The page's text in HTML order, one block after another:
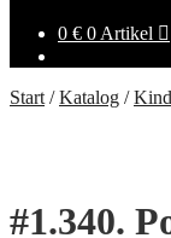
0 € 0 Artikel
Start /Katalog /
#1.340.